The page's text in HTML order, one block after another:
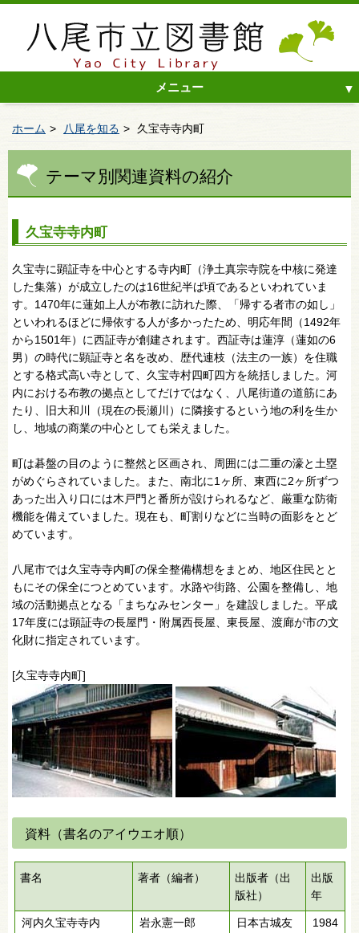
メニュー
ホーム 八尾を知る 久宝寺寺内町
テーマ別関連資料の紹介
久宝寺寺内町
久宝寺に顕証寺を中心とする寺内町（浄土真宗寺院を中核に発達
した集落）が成立したのは16世紀半ば頃であるといわれていま
す。1470年に蓮如上人が布教に訪れた際、「帰する者市の如し」
といわれるほどに帰依する人が多かったため、明応年間（1492年
から1501年）に西証寺が創建されます。西証寺は蓮淳（蓮如の6
男）の時代に顕証寺と名を改め、歴代連枝（法主の一族）を住職
とする格式高い寺として、久宝寺村四町四方を統括しました。河
内における布教の拠点としてだけではなく、八尾街道の道筋にあ
たり、旧大和川（現在の長瀬川）に隣接するという地の利を生か
し、地域の商業の中心としても栄えました。
町は碁盤の目のように整然と区画され、周囲には二重の濠と土塁
がめぐらされていました。また、南北に1ヶ所、東西に2ヶ所ずつ
あった出入り口には木戸門と番所が設けられるなど、厳重な防衛
機能を備えていました。現在も、町割りなどに当時の面影をとど
めています。
八尾市では久宝寺寺内町の保全整備構想をまとめ、地区住民とと
もにその保全につとめています。水路や街路、公園を整備し、地
域の活動拠点となる「まちなみセンター」を建設しました。平成
17年度には顕証寺の長屋門・附属西長屋、東長屋、渡廊が市の文
化財に指定されています。
[久宝寺寺内町]
資料（書名のアイウエオ順）
書名 著者（編者）
出版者（出
版社）
出版
年
河内久宝寺寺内 岩永憲一郎
日本古城友
1984